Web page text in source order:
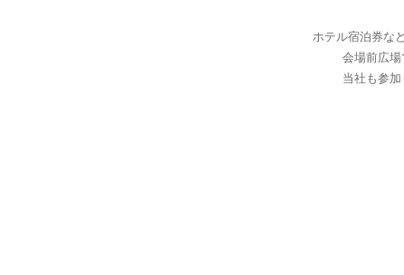
ホテル宿泊券な
会場前広場
当社も参加